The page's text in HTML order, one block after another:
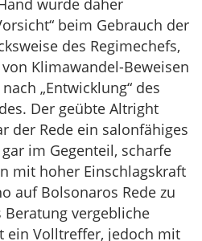
wurde daher
beim Gebrauch der
des Regimechefs,
Klimawandel-Beweisen
„Entwicklung“ des
Der geübte Altright
der Rede ein salonfähiges
im Gegenteil, scharfe
mit hoher Einschlagskraft
auf Bolsonaros Rede zu
vergebliche
ein Volltreffer, jedoch mit